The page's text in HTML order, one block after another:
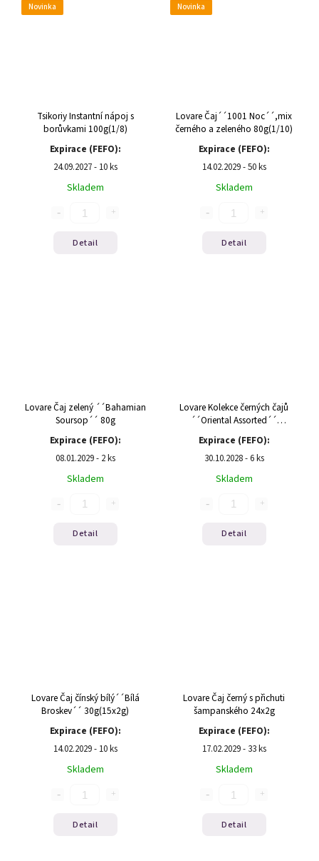
Novinka
Tsikoriy Instantní nápoj s
borůvkami 100g(1/8)
Expirace (FEFO):
24.09.2027 - 10 ks
Skladem
Detail
Novinka
Lovare Čaj´´1001 Noc´´,mix
černého a zeleného 80g(1/10)
Expirace (FEFO):
14.02.2029 - 50 ks
Skladem
Detail
Lovare Čaj zelený ´´Bahamian
Soursop´´ 80g
Expirace (FEFO):
08.01.2029 - 2 ks
Skladem
Detail
Lovare Kolekce černých čajů
´´Oriental Assorted´´
Expirace (FEFO):
30.10.2028 - 6 ks
Skladem
Detail
Lovare Čaj čínský bílý´´Bílá
Broskev´´ 30g(15x2g)
Expirace (FEFO):
14.02.2029 - 10 ks
Skladem
Detail
Lovare Čaj černý s přichuti
šampanského 24x2g
Expirace (FEFO):
17.02.2029 - 33 ks
Skladem
Detail